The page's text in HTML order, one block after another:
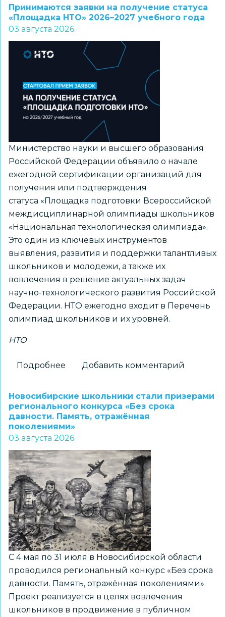
доступны
шаблоны
курсов
внеурочной
деятельности
из
рекомендуемого
перечня
Минпросвещения
России
Принимаются заявки на получение статуса
«Площадка НТО» 2026–2027 учебного года
03 августа 2026
Министерство науки и высшего образования
Российской Федерации объявило о начале
ежегодной сертификации организаций для
получения или подтверждения
статуса «Площадка подготовки Всероссийской
междисциплинарной олимпиады школьников
«Национальная технологическая олимпиада».
Это один из ключевых инструментов
выявления, развития и поддержки талантливых
школьников и молодежи, а также их
вовлечения в решение актуальных задач
научно-технологического развития Российской
Федерации. НТО ежегодно входит в Перечень
олимпиад школьников и их уровней.
НТО
Подробнее
на
получение
статуса
«Площадка
НТО»
2026–
2027
учебного
года
Добавить комментарий
Новосибирские школьники стали призерами
регионального конкурса «Без срока
давности. Память, отражённая
поколениями»
03 августа 2026
С 4 мая по 31 июля в Новосибирской области
проводился региональный конкурс «Без срока
давности. Память, отражённая поколениями».
Проект реализуется в целях вовлечения
школьников в продвижение в публичном